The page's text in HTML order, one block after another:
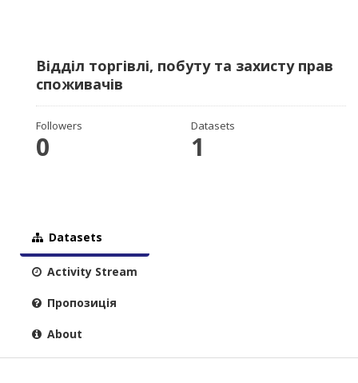
Відділ торгівлі, побуту та захисту прав
споживачів
Followers
0
Datasets
1
Datasets
Activity Stream
Пропозиція
About